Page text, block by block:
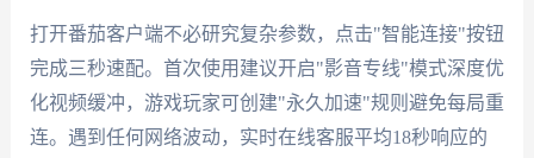
打开番茄客户端不必研究复杂参数，点击"智能连接"按钮
完成三秒速配。首次使用建议开启"影音专线"模式深度优
化视频缓冲，游戏玩家可创建"永久加速"规则避免每局重
连。遇到任何网络波动，实时在线客服平均18秒响应的